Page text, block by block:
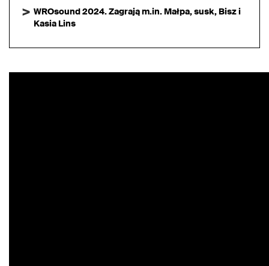
WROsound 2024. Zagrają m.in. Małpa, susk, Bisz i
Kasia Lins